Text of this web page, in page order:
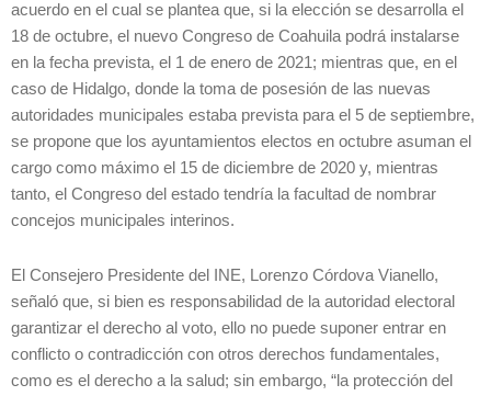
acuerdo en el cual se plantea que, si la elección se desarrolla el
18 de octubre, el nuevo Congreso de Coahuila podrá instalarse
en la fecha prevista, el 1 de enero de 2021; mientras que, en el
caso de Hidalgo, donde la toma de posesión de las nuevas
autoridades municipales estaba prevista para el 5 de septiembre,
se propone que los ayuntamientos electos en octubre asuman el
cargo como máximo el 15 de diciembre de 2020 y, mientras
tanto, el Congreso del estado tendría la facultad de nombrar
concejos municipales interinos.
El Consejero Presidente del INE, Lorenzo Córdova Vianello,
señaló que, si bien es responsabilidad de la autoridad electoral
garantizar el derecho al voto, ello no puede suponer entrar en
conflicto o contradicción con otros derechos fundamentales,
como es el derecho a la salud; sin embargo, “la protección del